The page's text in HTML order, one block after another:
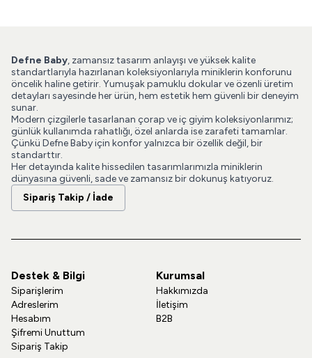
Defne Baby, zamansız tasarım anlayışı ve yüksek kalite
standartlarıyla hazırlanan koleksiyonlarıyla miniklerin konforunu
öncelik haline getirir. Yumuşak pamuklu dokular ve özenli üretim
detayları sayesinde her ürün, hem estetik hem güvenli bir deneyim
sunar.
Modern çizgilerle tasarlanan çorap ve iç giyim koleksiyonlarımız;
günlük kullanımda rahatlığı, özel anlarda ise zarafeti tamamlar.
Çünkü Defne Baby için konfor yalnızca bir özellik değil, bir
standarttır.
Her detayında kalite hissedilen tasarımlarımızla miniklerin
dünyasına güvenli, sade ve zamansız bir dokunuş katıyoruz.
Sipariş Takip / İade
Destek & Bilgi
Siparişlerim
Adreslerim
Hesabım
Şifremi Unuttum
Sipariş Takip
Kurumsal
Hakkımızda
İletişim
B2B